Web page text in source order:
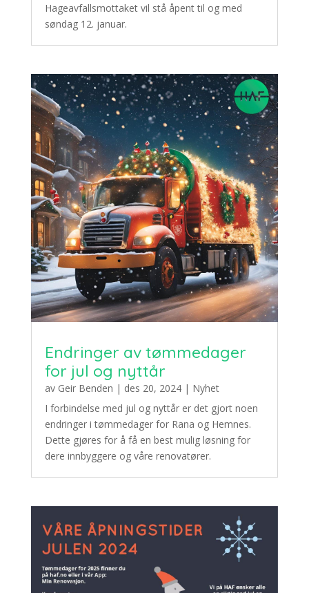
Hageavfallsmottaket vil stå åpent til og med
søndag 12. januar.
Endringer av tømmedager
for jul og nyttår
av Geir Benden | des 20, 2024| Nyhet
I forbindelse med jul og nyttår er det gjort noen
endringer i tømmedager for Rana og Hemnes.
Dette gjøres for å få en best mulig løsning for
dere innbyggere og våre renovatører.